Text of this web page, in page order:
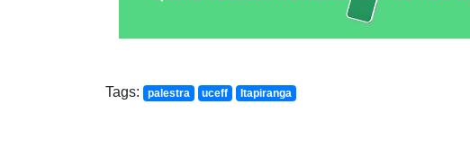
Tags: palestra uceff Itapiranga